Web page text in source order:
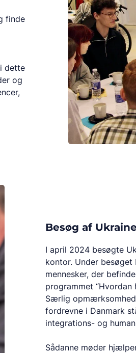
finde
dette
og
Besøg af
I april 2024 besøgte
kontor. Under
mennesker, der
programmet “Hvordan
Særlig
fordrevne i Danmark
integrations- og
Sådanne møder